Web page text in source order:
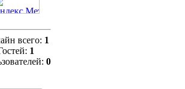
всего: 1
1
0